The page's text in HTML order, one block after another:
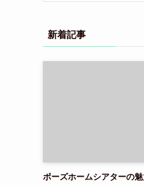
新着記事
ボーズホームシアターの